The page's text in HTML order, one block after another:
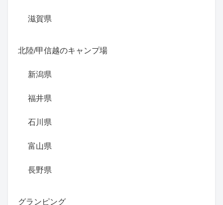
滋賀県
北陸/甲信越のキャンプ場
新潟県
福井県
石川県
富山県
長野県
グランピング